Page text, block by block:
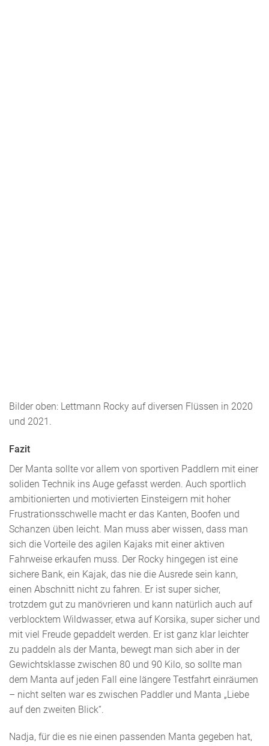
Bilder oben: Lettmann Rocky auf diversen Flüssen in 2020
und 2021.
Fazit
Der Manta sollte vor allem von sportiven Paddlern mit einer
soliden Technik ins Auge gefasst werden. Auch sportlich
ambitionierten und motivierten Einsteigern mit hoher
Frustrationsschwelle macht er das Kanten, Boofen und
Schanzen üben leicht. Man muss aber wissen, dass man
sich die Vorteile des agilen Kajaks mit einer aktiven
Fahrweise erkaufen muss. Der Rocky hingegen ist eine
sichere Bank, ein Kajak, das nie die Ausrede sein kann,
einen Abschnitt nicht zu fahren. Er ist super sicher,
trotzdem gut zu manövrieren und kann natürlich auch auf
verblocktem Wildwasser, etwa auf Korsika, super sicher und
mit viel Freude gepaddelt werden. Er ist ganz klar leichter
zu paddeln als der Manta, bewegt man sich aber in der
Gewichtsklasse zwischen 80 und 90 Kilo, so sollte man
dem Manta auf jeden Fall eine längere Testfahrt einräumen
– nicht selten war es zwischen Paddler und Manta „Liebe
auf den zweiten Blick“.
Nadja, für die es nie einen passenden Manta gegeben hat,